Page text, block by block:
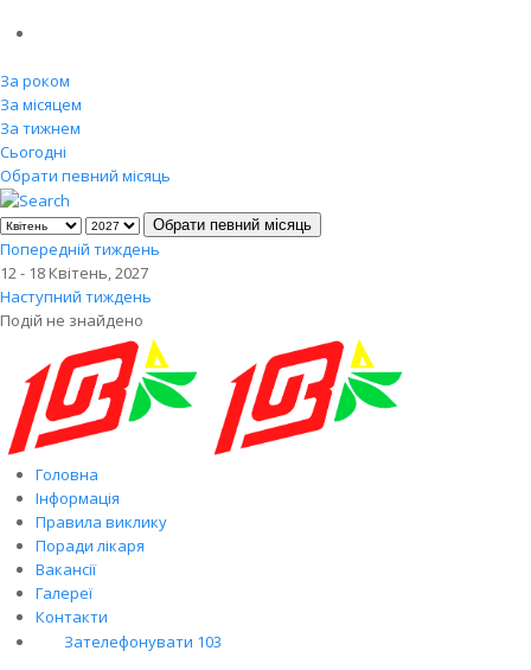
За роком
За місяцем
За тижнем
Сьогодні
Обрати певний місяць
Обрати певний місяць
Попередній тиждень
12 - 18 Квітень, 2027
Наступний тиждень
Подій не знайдено
Головна
Інформація
Правила виклику
Поради лікаря
Вакансії
Галереї
Контакти
Зателефонувати 103